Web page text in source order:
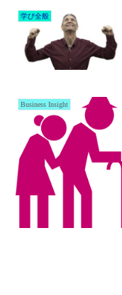
学び全般
Business Insight